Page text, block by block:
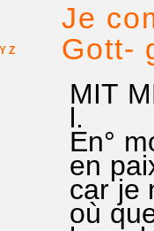
Y Z
Je
Gott-
MIT
l.
En°
en
car je
où